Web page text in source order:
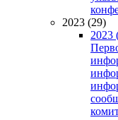
2023 (29)
2023